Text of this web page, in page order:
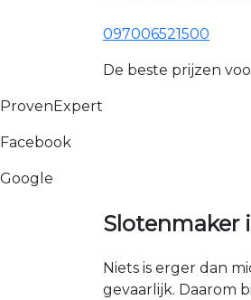
097006521500
De beste prijzen
ProvenExpert
Facebook
Google
Slotenmaker
Niets is erger dan
gevaarlijk. Daarom